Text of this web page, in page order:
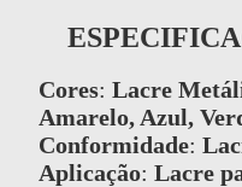
Cores: Lacre
Amarelo, Azul,
Conformidade:
Aplicação: Lacre